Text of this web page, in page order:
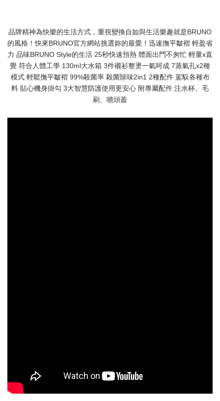
品牌精神為快樂的生活方式，重視變換自如與生活樂趣就是BRUNO
的風格！快來BRUNO官方網站挑選妳的最愛！迅速撫平皺褶 輕盈省
力 品味BRUNO Style的生活 25秒快速預熱 體面出門不匆忙 輕量x直
覺 符合人體工學 130ml大水箱 3件襯衫整燙一氣呵成 7蒸氣孔x2種
模式 輕鬆撫平皺褶 99%殺菌率 殺菌除味2in1 2種配件 駕馭各種布
料 貼心機身掛勾 3大智慧防護使用更安心 附專屬配件:注水杯、毛
刷、噴頭蓋